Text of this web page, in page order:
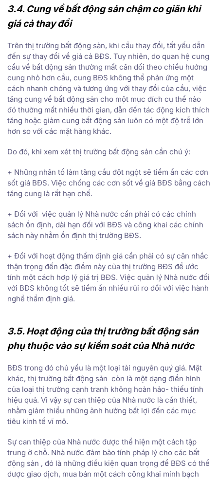
3.4. Cung về bất động sản chậm co giãn khi
giá cả thay đổi
Trên thị trường bất động sản, khi cầu thay đổi, tất yếu dẫn
đến sự thay đổi về giá cả BĐS. Tuy nhiên, do quan hệ cung
cầu về bất động sản thường mất cân đối theo chiều hướng
cung nhỏ hơn cầu, cung BĐS không thể phản ứng một
cách nhanh chóng và tương ứng với thay đổi của cầu, việc
tăng cung về bất động sản cho một mục đích cụ thể nào
đó thường mất nhiều thời gian, dẫn đến tác động kích thích
tăng hoặc giảm cung bất động sản luôn có một độ trễ lớn
hơn so với các mặt hàng khác.
Do đó, khi xem xét thị trường bất động sản cần chú ý:
+ Những nhân tố làm tăng cầu đột ngột sẽ tiềm ẩn các cơn
sốt giá BĐS. Việc chống các cơn sốt về giá BĐS bằng cách
tăng cung là rất hạn chế.
+ Đối với việc quản lý Nhà nước cần phải có các chính
sách ổn định, dài hạn đối với BĐS và công khai các chính
sách này nhằm ổn định thị trường BĐS.
+ Đối với hoạt động thẩm định giá cần phải có sự cân nhắc
thận trọng đến đặc điểm này của thị trường BĐS để ước
tính một cách hợp lý giá trị BĐS. Việc quản lý Nhà nước đối
với BĐS không tốt sẽ tiềm ẩn nhiều rủi ro đối với việc hành
nghề thẩm định giá.
3.5. Hoạt động của thị trường bất động sản
phụ thuộc vào sự kiểm soát của Nhà nước
BĐS trong đó chủ yếu là một loại tài nguyên quý giá. Mặt
khác, thị trường bất động sản còn là một dạng điển hình
của loại thị trường cạnh tranh không hoàn hảo- thiếu tính
hiệu quả. Vì vậy sự can thiệp của Nhà nước là cần thiết,
nhằm giảm thiểu những ảnh hưởng bất lợi đến các mục
tiêu kinh tế vĩ mô.
Sự can thiệp của Nhà nước được thể hiện một cách tập
trung ở chỗ. Nhà nước đảm bảo tính pháp lý cho các bất
động sản , đó là những điều kiện quan trọng để BĐS có thể
được giao dịch, mua bán một cách công khai minh bạch